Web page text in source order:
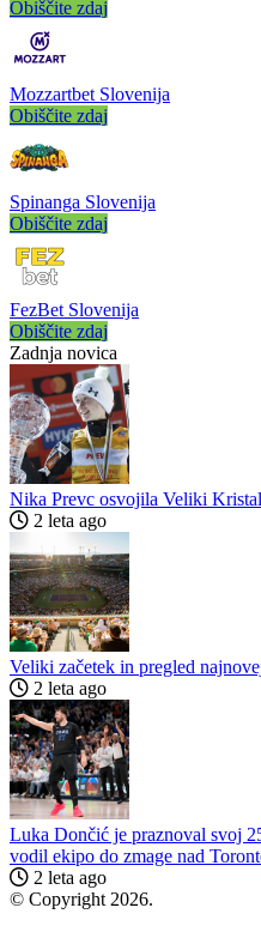
Obiščite zdaj
Mozzartbet Slovenija
Obiščite zdaj
Spinanga Slovenija
Obiščite zdaj
FezBet Slovenija
Obiščite zdaj
Zadnja novica
Nika Prevc osvojila Veliki
2 leta ago
Veliki začetek in pregled
2 leta ago
Luka Dončić je praznoval svoj
vodil ekipo do zmage nad
2 leta ago
© Copyright 2026.